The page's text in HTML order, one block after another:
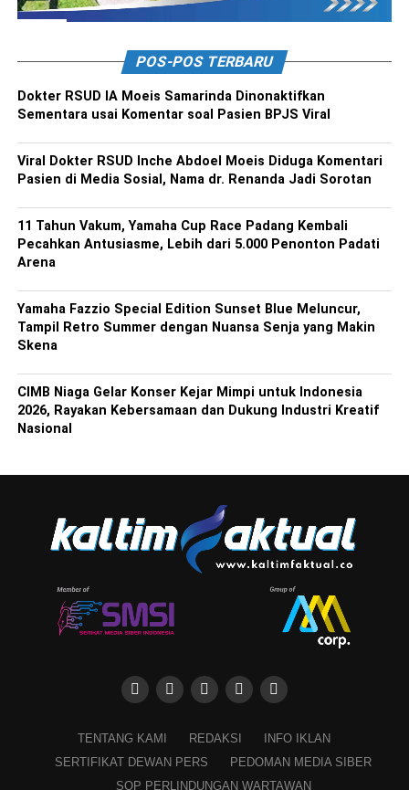
POS-POS TERBARU
Dokter RSUD IA Moeis Samarinda Dinonaktifkan
Sementara usai Komentar soal Pasien BPJS Viral
Viral Dokter RSUD Inche Abdoel Moeis Diduga Komentari
Pasien di Media Sosial, Nama dr. Renanda Jadi Sorotan
11 Tahun Vakum, Yamaha Cup Race Padang Kembali
Pecahkan Antusiasme, Lebih dari 5.000 Penonton Padati
Arena
Yamaha Fazzio Special Edition Sunset Blue Meluncur,
Tampil Retro Summer dengan Nuansa Senja yang Makin
Skena
CIMB Niaga Gelar Konser Kejar Mimpi untuk Indonesia
2026, Rayakan Kebersamaan dan Dukung Industri Kreatif
Nasional
TENTANG KAMI REDAKSI
INFO IKLAN
SERTIFIKAT DEWAN PERS
PEDOMAN MEDIA SIBER
SOP PERLINDUNGAN WARTAWAN